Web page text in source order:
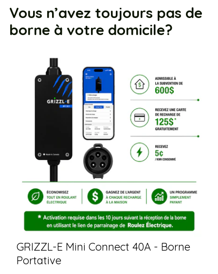
Vous n’avez toujours pas de
borne à votre domicile?
GRIZZL-E Mini Connect 40A - Borne
Portative